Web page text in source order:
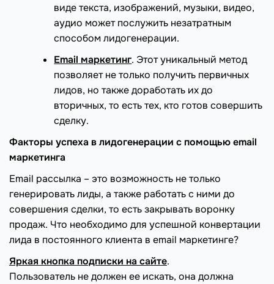
виде текста, изображений, музыки, видео,
аудио может послужить незатратным
способом лидогенерации.
Email маркетинг. Этот уникальный метод
позволяет не только получить первичных
лидов, но также доработать их до
вторичных, то есть тех, кто готов совершить
сделку.
Факторы успеха в лидогенерации с помощьюemail
маркетинга
Email рассылка – это возможность не только
генерировать лиды, а также работать с ними до
совершения сделки, то есть закрывать воронку
продаж. Что необходимо для успешной конвертации
лида в постоянного клиента в email маркетинге?
Яркая кнопка подписки на сайте.
Пользователь не должен ее искать, она должна